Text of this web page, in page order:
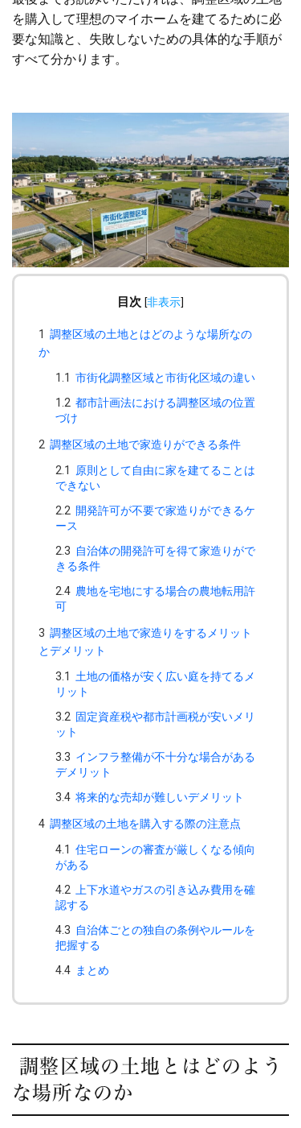
を購入して理想のマイホームを建てるために必
要な知識と、失敗しないための具体的な手順が
すべて分かります。
目次 [非表示]
1 調整区域の土地とはどのような場所なの
か
1.1 市街化調整区域と市街化区域の違い
1.2 都市計画法における調整区域の位置
づけ
2 調整区域の土地で家造りができる条件
2.1
原則として自由に家を建てることは
できない
2.2 開発許可が不要で家造りができるケ
ース
2.3 自治体の開発許可を得て家造りがで
きる条件
2.4 農地を宅地にする場合の農地転用許
可
3 調整区域の土地で家造りをするメリット
とデメリット
3.1 土地の価格が安く広い庭を持てるメ
リット
3.2 固定資産税や都市計画税が安いメリ
ット
3.3 インフラ整備が不十分な場合がある
デメリット
3.4 将来的な売却が難しいデメリット
4 調整区域の土地を購入する際の注意点
4.1 住宅ローンの審査が厳しくなる傾向
がある
4.2 上下水道やガスの引き込み費用を確
認する
4.3 自治体ごとの独自の条例やルールを
把握する
4.4 まとめ
調整区域の土地とはどのよう
な場所なのか